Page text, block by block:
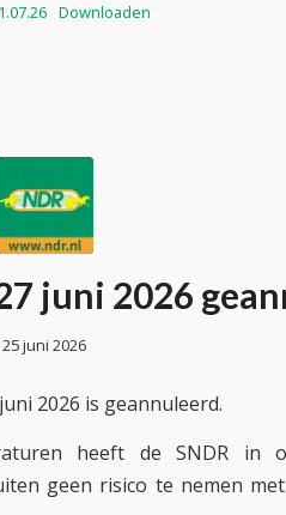
Downloaden
juni 2026
25 juni 2026
2026 is geannuleerd.
heeft de SNDR in
geen risico te nemen